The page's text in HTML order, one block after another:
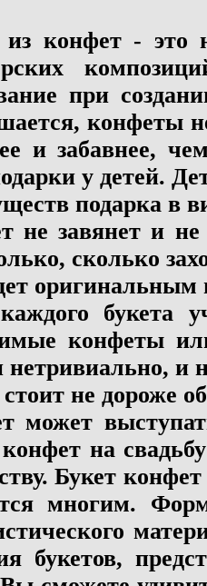
из конфет - это
при
конфеты
и забавнее,
у детей.
подарка в
не завянет и
сколько
букета
конфеты
нетривиально, и
не дороже
может
на
Букет
многим.
букетов,